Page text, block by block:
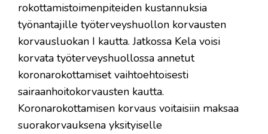
rokottamistoimenpiteiden kustannuksia
työnantajille työterveyshuollon korvausten
korvausluokan I kautta. Jatkossa Kela voisi
korvata työterveyshuollossa annetut
koronarokottamiset vaihtoehtoisesti
sairaanhoitokorvausten kautta.
Koronarokottamisen korvaus voitaisiin maksaa
suorakorvauksena yksityiselle